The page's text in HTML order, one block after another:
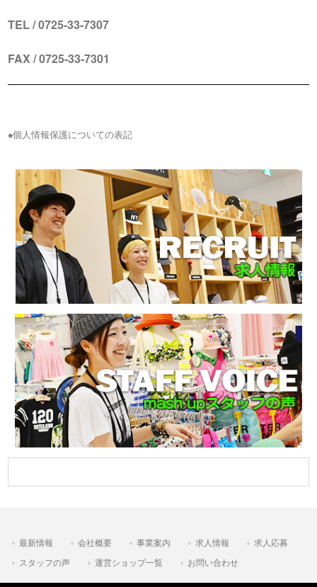
TEL / 0725-33-7307
FAX / 0725-33-7301
※個人情報保護についての表記
最新情報 会社概要 事業案内 求人情報
求人応募
スタッフの声
運営ショップ一覧 お問い合わせ